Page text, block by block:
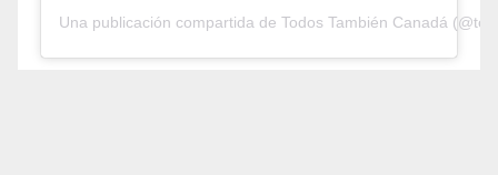
Una publicación compartida de Todos También Canadá